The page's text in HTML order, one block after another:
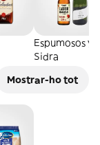
Espumosos y
Sidra
Mostrar-ho tot